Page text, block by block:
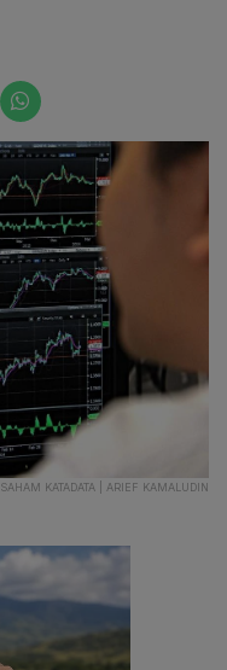
SAHAM KATADATA | ARIEF KAMALUDIN